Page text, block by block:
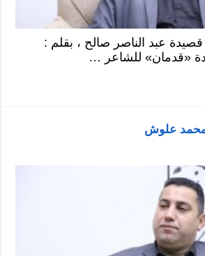
عبد الناصر صالح ، بقلم :
«قدمان» للشاعر …
محمد علوش